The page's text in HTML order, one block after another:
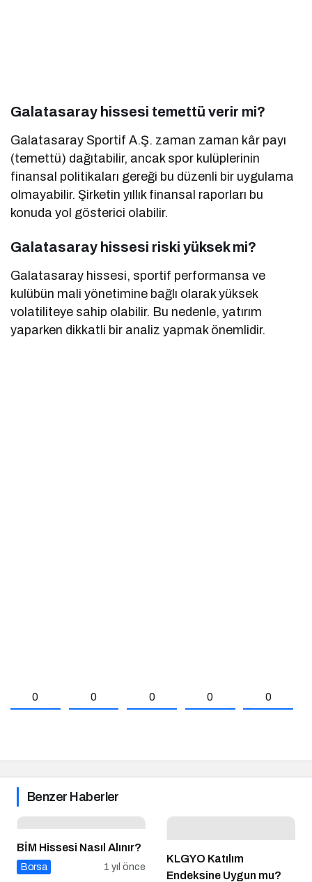
Galatasaray hissesi temettü verir mi?
Galatasaray Sportif A.Ş. zaman zaman kâr payı
(temettü) dağıtabilir, ancak spor kulüplerinin
finansal politikaları gereği bu düzenli bir uygulama
olmayabilir. Şirketin yıllık finansal raporları bu
konuda yol gösterici olabilir.
Galatasaray hissesi riski yüksek mi?
Galatasaray hissesi, sportif performansa ve
kulübün mali yönetimine bağlı olarak yüksek
volatiliteye sahip olabilir. Bu nedenle, yatırım
yaparken dikkatli bir analiz yapmak önemlidir.
0 0 0 0 0
Benzer Haberler
BİM Hissesi Nasıl Alınır?
Borsa 1 yıl önce
KLGYO Katılım
Endeksine Uygun mu?